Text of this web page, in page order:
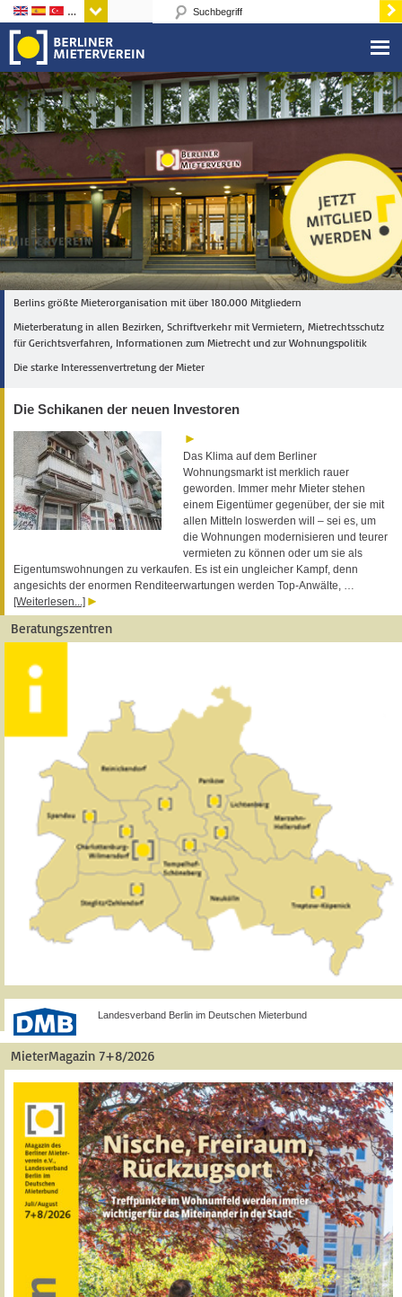
Sprachen
Berlins größte Mieterorganisation mit über 180.000 Mitgliedern
Mieterberatung in allen Bezirken, Schriftverkehr mit Vermietern, Mietrechtsschutz
für Gerichtsverfahren, Informationen zum Mietrecht und zur Wohnungspolitik
Die starke Interessenvertretung der Mieter
Die Schikanen der neuen Investoren
Das Klima auf dem Berliner
Wohnungsmarkt ist merklich rauer
geworden. Immer mehr Mieter stehen
einem Eigentümer gegenüber, der sie mit
allen Mitteln loswerden will – sei es, um
die Wohnungen modernisieren und teurer
vermieten zu können oder um sie als
Eigentumswohnungen zu verkaufen. Es ist ein ungleicher Kampf, denn
angesichts der enormen Renditeerwartungen werden Top-Anwälte, …
[Weiterlesen...]
Beratungszentren
Landesverband Berlin im Deutschen Mieterbund
MieterMagazin 7+8/2026